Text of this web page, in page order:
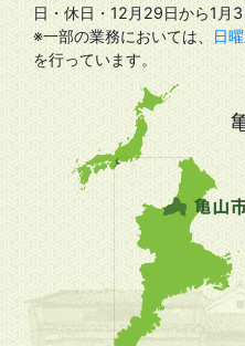
日・休日・12月29日から1月
※一部の業務においては、
日
を行っています。